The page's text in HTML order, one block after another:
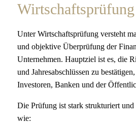
Unter Wirtschaftsprüfung versteht
und objektive Überprüfung der
Unternehmen. Hauptziel ist es, die
und Jahresabschlüssen zu
Investoren, Banken und der
Die Prüfung ist stark strukturiert
wie: